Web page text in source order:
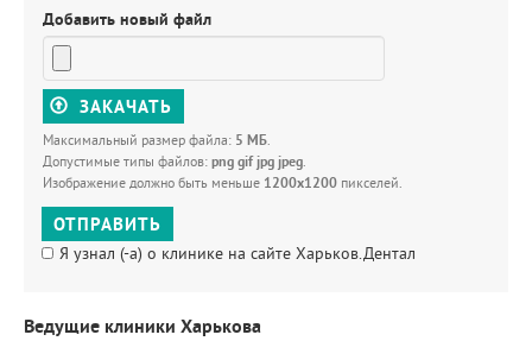
Добавить новый файл
ЗАКАЧАТЬ
Максимальный размер файла: 5 МБ.
Допустимые типы файлов: png gif jpg jpeg.
Изображение должно быть меньше 1200x1200 пикселей.
ОТПРАВИТЬ
Я узнал (-а) о клинике на сайте Харьков.Дентал
Ведущие клиники Харькова